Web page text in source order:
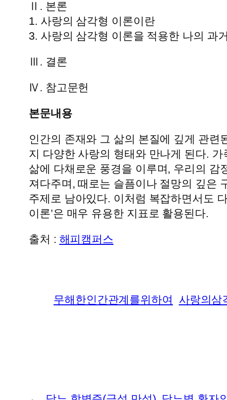
Ⅱ. 본론
1. 사랑의 삼각형 이론이란
3. 사랑의 삼각형 이론을 적용한 나의 과
Ⅲ. 결론
Ⅳ. 참고문헌
본문내용
인간의 존재와 그 삶의 본질에 깊게 관련
지 다양한 사랑의 형태와 만나게 된다.
삶에 다채로운 풍경을 이루며, 우리의
져다주며, 때로는 슬픔이나 절망의 깊은
주제로 남아있다. 이처럼 복잡하면서도
이론’은 매우 유용한 지표로 활용된다.
출처 : 해피캠퍼스
무해한인간관계를위하여 사랑의삼